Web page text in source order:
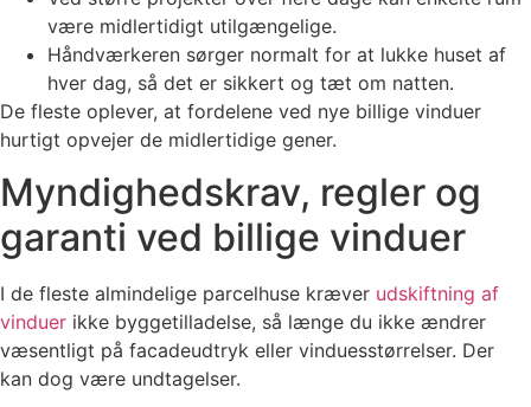
være midlertidigt utilgængelige.
Håndværkeren sørger normalt for at lukke huset af
hver dag, så det er sikkert og tæt om natten.
De fleste oplever, at fordelene ved nye billige vinduer
hurtigt opvejer de midlertidige gener.
Myndighedskrav, regler og
garanti ved billige vinduer
I de fleste almindelige parcelhuse kræver udskiftning af
vinduer ikke byggetilladelse, så længe du ikke ændrer
væsentligt på facadeudtryk eller vinduesstørrelser. Der
kan dog være undtagelser.